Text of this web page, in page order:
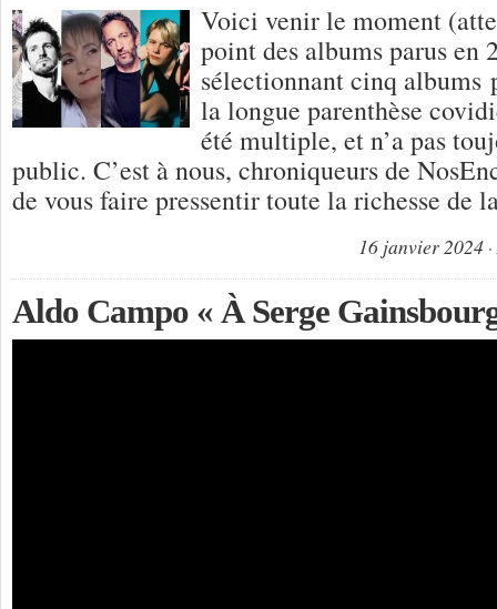
Voici venir le moment
point des albums parus en
sélectionnant cinq albums
la longue parenthèse
été multiple, et n’a pas
public. C’est à nous, chroniqueurs de
de vous faire pressentir toute la richesse
16 janvier 2024
Aldo Campo « À Serge